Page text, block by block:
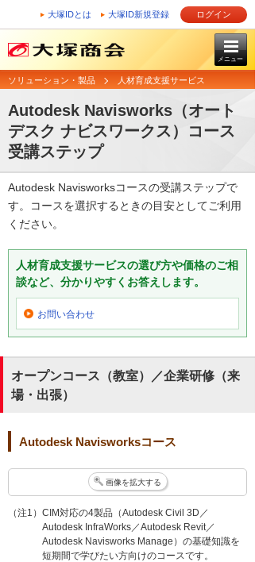
大塚IDとは 大塚ID新規登録 ログイン
メニュー
ソリューション・製品 人材育成支援サービス
Autodesk Navisworks（オート
デスク ナビスワークス）コース
受講ステップ
Autodesk Navisworksコースの受講ステップで
す。コースを選択するときの目安としてご利用
ください。
人材育成支援サービスの選び方や価格のご相
談など、分かりやすくお答えします。
お問い合わせ
オープンコース（教室）／企業研修（来
場・出張）
Autodesk Navisworksコース
画像を拡大する
（注1）CIM対応の4製品（Autodesk Civil 3D／
Autodesk InfraWorks／Autodesk Revit／
Autodesk Navisworks Manage）の基礎知識を
短期間で学びたい方向けのコースです。